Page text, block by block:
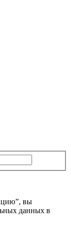
вы
данных в